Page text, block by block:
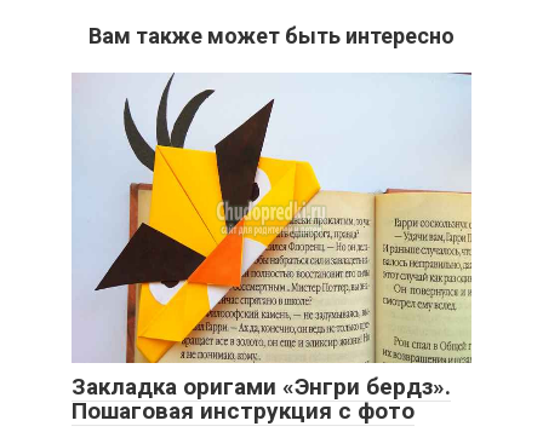
Вам также может быть интересно
Закладка оригами «Энгри бердз».
Пошаговая инструкция с фото